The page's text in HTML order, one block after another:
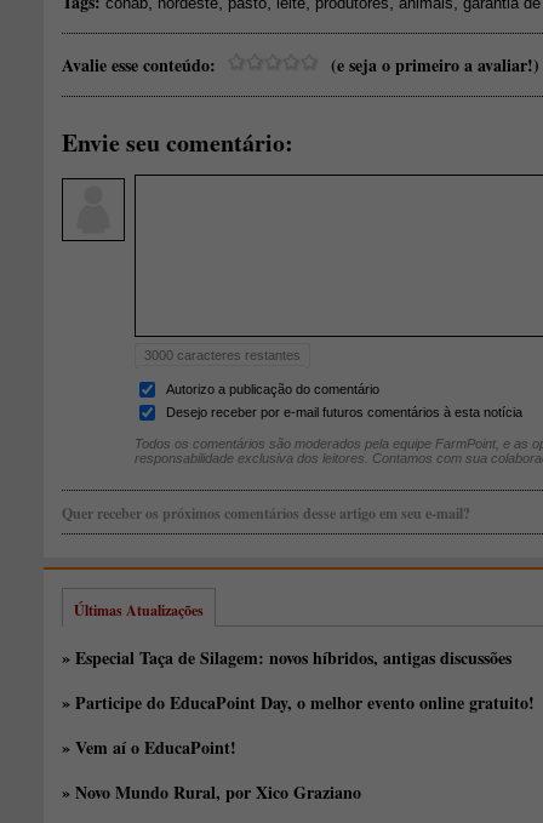
Avalie esse conteúdo: (e seja o primeiro a avaliar!)
Envie seu comentário:
3000 caracteres restantes
Autorizo a publicação do comentário
Desejo receber por e-mail futuros comentários à esta notícia
Todos os comentários são moderados pela equipe FarmPoint, e as
responsabilidade exclusiva dos leitores. Contamos com sua
Quer receber os próximos comentários desse artigo em seu e-mail?
Últimas Atualizações
» Especial Taça de Silagem: novos híbridos, antigas discussões
» Participe do EducaPoint Day, o melhor evento online gratuito!
» Vem aí o EducaPoint!
» Novo Mundo Rural, por Xico Graziano